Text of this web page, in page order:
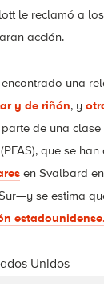
le reclamó a
acción.
una
y de riñón, y
de una clase
que se
en Svalbard
se estima
estadounidense.